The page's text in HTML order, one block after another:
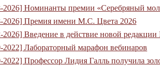
2026] Номинанты премии «Серебряный
2026] Премия имени М.С. Цвета 2026
2026] Введение в действие новой
2022] Лабораторный марафон вебинаров
2022] Профессор Лидия Галль получила